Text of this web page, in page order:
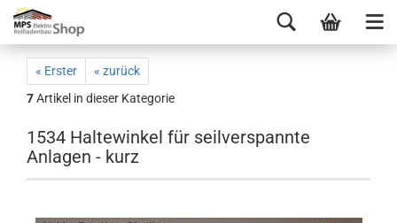
« Erster
« zurück
7Artikel in dieser Kategorie
1534 Haltewinkel für seilverspannte
Anlagen - kurz